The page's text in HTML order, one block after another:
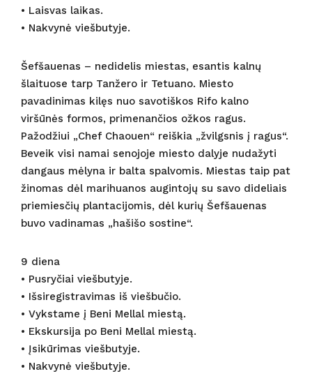
• Laisvas laikas.
• Nakvynė viešbutyje.
Šefšauenas – nedidelis miestas, esantis kalnų
šlaituose tarp Tanžero ir Tetuano. Miesto
pavadinimas kilęs nuo savotiškos Rifo kalno
viršūnės formos, primenančios ožkos ragus.
Pažodžiui „Chef Chaouen“ reiškia „žvilgsnis į ragus“.
Beveik visi namai senojoje miesto dalyje nudažyti
dangaus mėlyna ir balta spalvomis. Miestas taip pat
žinomas dėl marihuanos augintojų su savo dideliais
priemiesčių plantacijomis, dėl kurių Šefšauenas
buvo vadinamas „hašišo sostine“.
9 diena
• Pusryčiai viešbutyje.
• Išsiregistravimas iš viešbučio.
• Vykstame į Beni Mellal miestą.
• Ekskursija po Beni Mellal miestą.
• Įsikūrimas viešbutyje.
• Nakvynė viešbutyje.